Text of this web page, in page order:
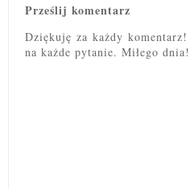
Prześlij komentarz
Dziękuję za każdy
na każde pytanie. Miłego dnia!